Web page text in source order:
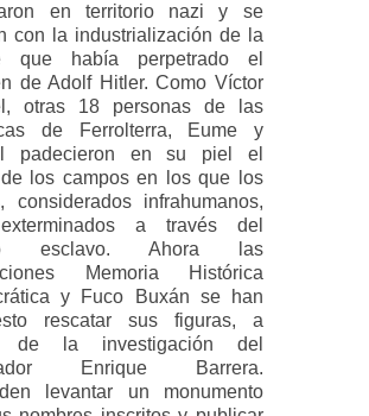
en territorio nazi y se
con la industrialización de la
que había perpetrado el
de Adolf Hitler. Como Víctor
otras 18 personas de las
de Ferrolterra, Eume y
padecieron en su piel el
de los campos en los que los
considerados infrahumanos,
a través del
esclavo. Ahora las
Memoria Histórica
y Fuco Buxán se han
rescatar sus figuras, a
de la investigación del
Enrique Barrera.
levantar un monumento